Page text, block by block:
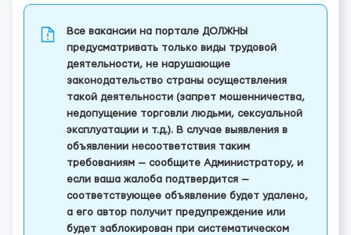
Все вакансии на портале ДОЛЖНЫ
предусматривать только виды трудовой
деятельности, не нарушающие
законодательство страны осуществления
такой деятельности (запрет мошенничества,
недопущение торговли людьми, сексуальной
эксплуатации и т.д.). В случае выявления в
объявлении несоответствия таким
требованиям — сообщите Администратору, и
если ваша жалоба подтвердится —
соответствующее объявление будет удалено,
а его автор получит предупреждение или
будет заблокирован при систематическом